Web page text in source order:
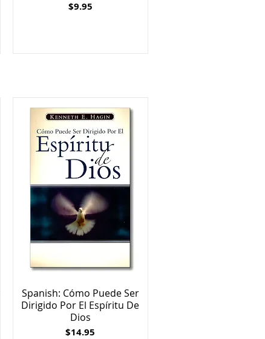
Price
$9.95
Spanish: Cómo Puede Ser
Dirigido Por El Espíritu De
Dios
Price
$14.95